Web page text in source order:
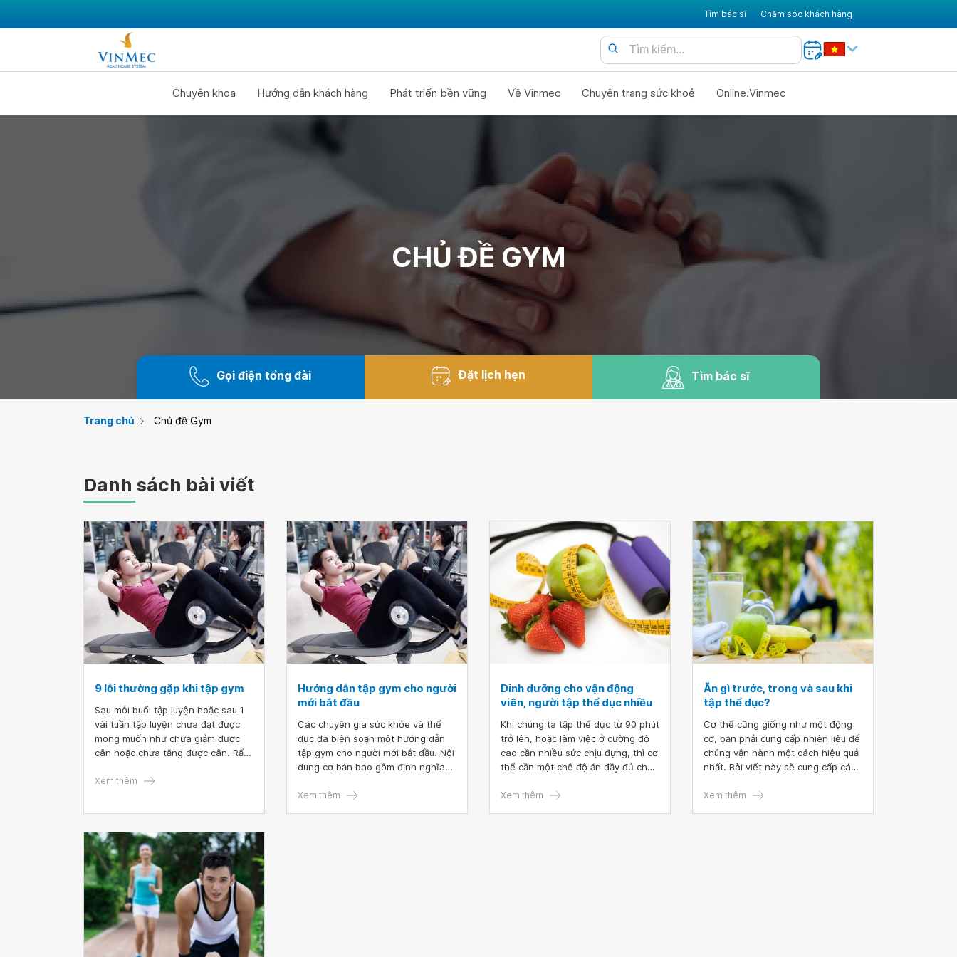
Tìm bác sĩ Chăm sóc khách hàng
Chuyên khoa Hướng dẫn khách hàng Phát triển bền vững Về Vinmec Chuyên trang sức khoẻ Online.Vinmec
CHỦ ĐỀ GYM
Gọi điện tổng đài Đặt lịch hẹn Tìm bác sĩ
Trang chủ Chủ đề Gym
Danh sách bài viết
9 lỗi thường gặp khi tập gym
Sau mỗi buổi tập luyện hoặc sau 1
vài tuần tập luyện chưa đạt được
mong muốn như chưa giảm được
cân hoặc chưa tăng được cân. Rất
mắc sai lầm nên chưa đạt được
Xem thêm
Hướng dẫn tập gym cho người
mới bắt đầu
Các chuyên gia sức khỏe và thể
dục đã biên soạn một hướng dẫn
tập gym cho người mới bắt đầu. Nội
dung cơ bản bao gồm định nghĩa
biến, các bài tập mẫu và đề xuất
Xem thêm
Dinh dưỡng cho vận động
viên, người tập thể dục nhiều
Khi chúng ta tập thể dục từ 90 phút
trở lên, hoặc làm việc ở cường độ
cao cần nhiều sức chịu đựng, thì cơ
thể cần một chế độ ăn đầy đủ chất
nhanh chóng sau đó. Dưới đây là
Xem thêm
Ăn gì trước, trong và sau khi
tập thể dục?
Cơ thể cũng giống như một động
cơ, bạn phải cung cấp nhiên liệu để
chúng vận hành một cách hiệu quả
nhất. Bài viết này sẽ cung cấp các
mà bạn nên có trước, trong và sau
Xem thêm